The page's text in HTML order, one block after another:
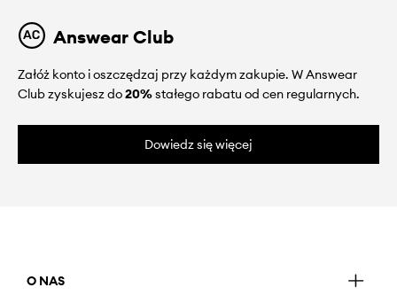
Answear Club
Załóż konto i oszczędzaj przy każdym zakupie. W Answear
Club zyskujesz do20%stałego rabatu od cen regularnych.
Dowiedz się więcej
O NAS